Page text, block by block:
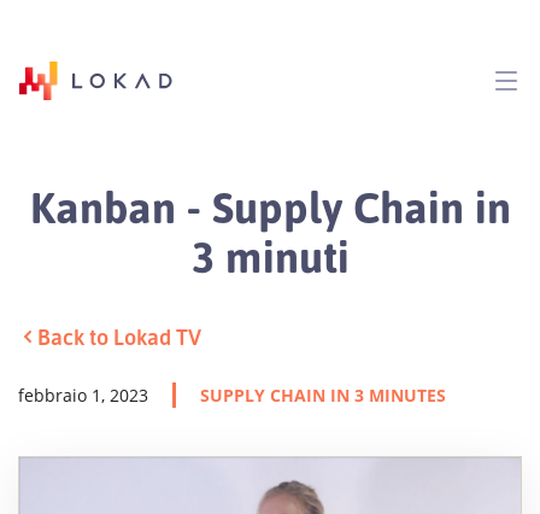
Kanban - Supply Chain in
3 minuti
Back to Lokad TV
febbraio 1, 2023 SUPPLY CHAIN IN 3 MINUTES